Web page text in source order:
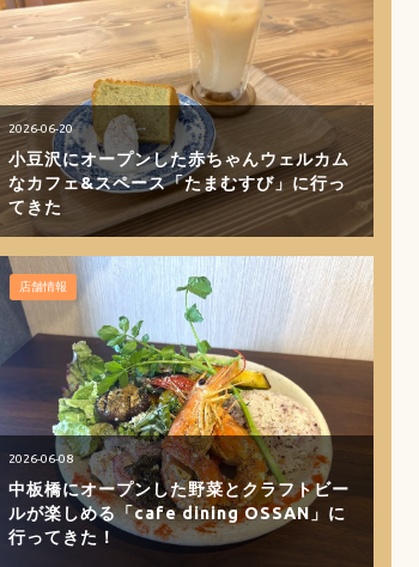
2026-06-20
小豆沢にオープンした赤ちゃんウェルカム
なカフェ&スペース「たまむすび」に行っ
てきた
2026-06-08
中板橋にオープンした野菜とクラフトビー
ルが楽しめる「cafe dining OSSAN」に
行ってきた！
店舗情報